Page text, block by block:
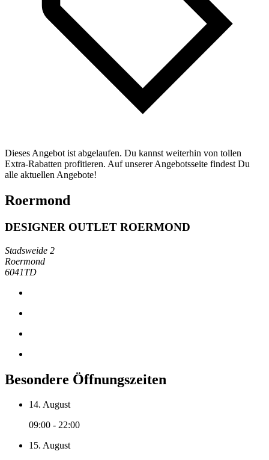
Dieses Angebot ist abgelaufen. Du kannst weiterhin von tollen
Extra-Rabatten profitieren. Auf unserer Angebotsseite findest Du
alle aktuellen Angebote!
Roermond
DESIGNER OUTLET ROERMOND
Stadsweide 2
Roermond
6041TD
Besondere Öffnungszeiten
14. August
09:00 - 22:00
15. August